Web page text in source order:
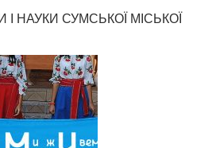
НАУКИ СУМСЬКОЇ МІСЬКОЇ